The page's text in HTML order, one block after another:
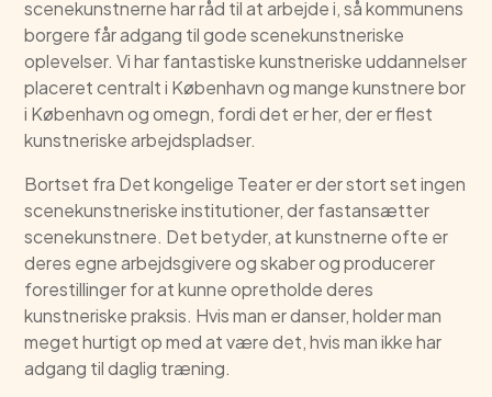
scenekunstnerne har råd til at arbejde i, så kommunens
borgere får adgang til gode scenekunstneriske
oplevelser. Vi har fantastiske kunstneriske uddannelser
placeret centralt i København og mange kunstnere bor
i København og omegn, fordi det er her, der er flest
kunstneriske arbejdspladser.
Bortset fra Det kongelige Teater er der stort set ingen
scenekunstneriske institutioner, der fastansætter
scenekunstnere. Det betyder, at kunstnerne ofte er
deres egne arbejdsgivere og skaber og producerer
forestillinger for at kunne opretholde deres
kunstneriske praksis. Hvis man er danser, holder man
meget hurtigt op med at være det, hvis man ikke har
adgang til daglig træning.